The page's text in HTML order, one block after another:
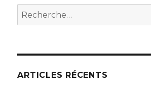
Recherche
pour
ARTICLES RÉCENTS